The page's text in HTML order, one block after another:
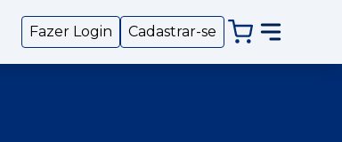
Fazer Login Cadastrar-se